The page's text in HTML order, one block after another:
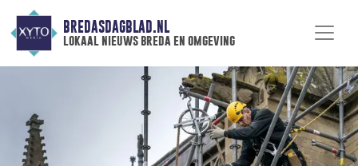
BREDASDAGBLAD.NL
lokaal nieuws breda en omgeving